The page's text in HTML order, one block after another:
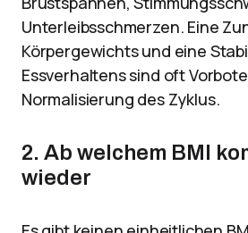
Unterleibsschmerzen. Eine
Körpergewichts und eine
Essverhaltens sind oft
Normalisierung des Zyklus.
2. Ab welchem BMI
wieder